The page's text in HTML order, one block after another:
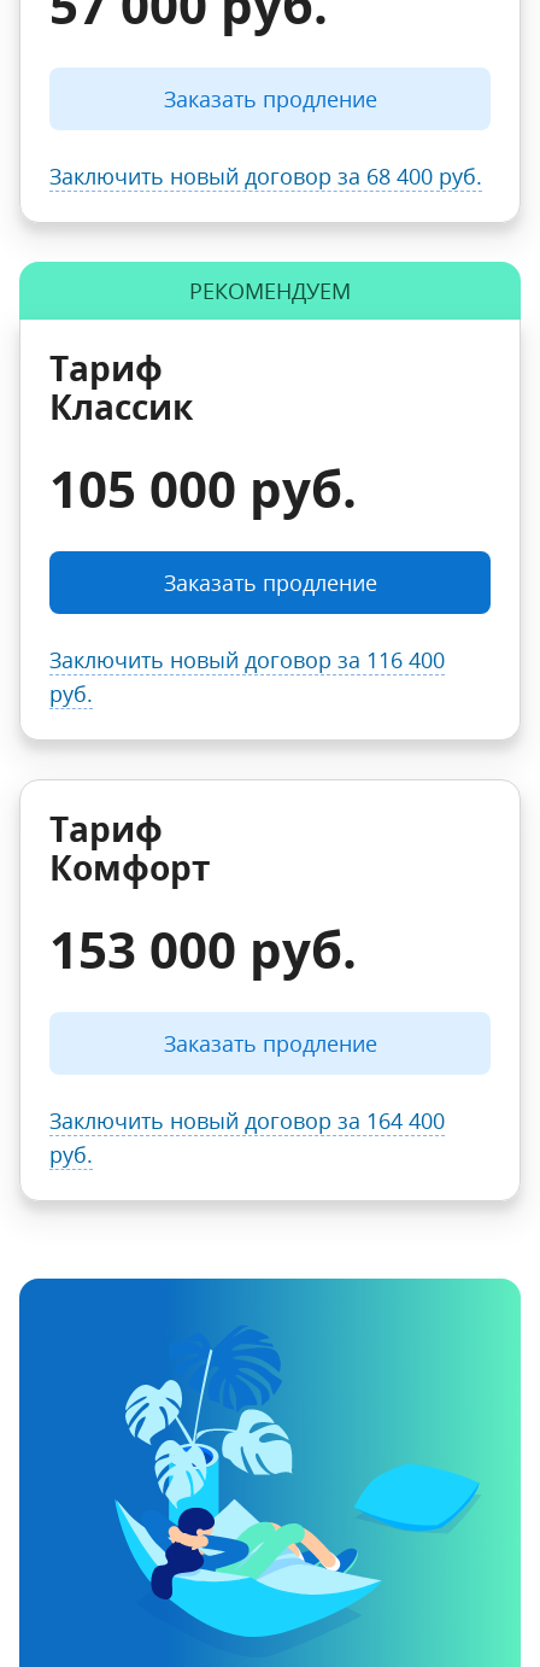
Заказать продление
Заключить новый договор за 68 400 руб.
РЕКОМЕНДУЕМ
Тариф
Классик
105 000 руб.
Заказать продление
Заключить новый договор за 116 400
руб.
Тариф
Комфорт
153 000 руб.
Заказать продление
Заключить новый договор за 164 400
руб.